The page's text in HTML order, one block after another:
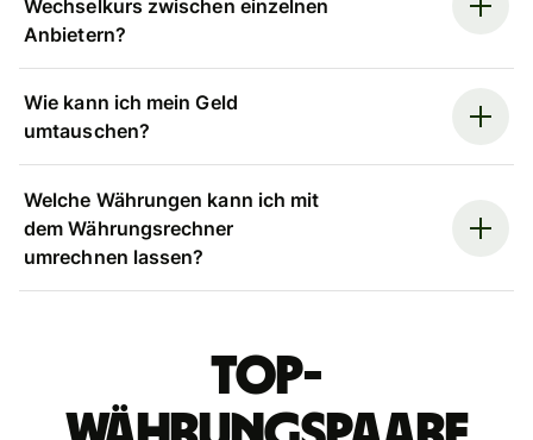
Wechselkurs zwischen einzelnen
Anbietern?
Wie kann ich mein Geld
umtauschen?
Welche Währungen kann ich mit
dem Währungsrechner
umrechnen lassen?
Top-